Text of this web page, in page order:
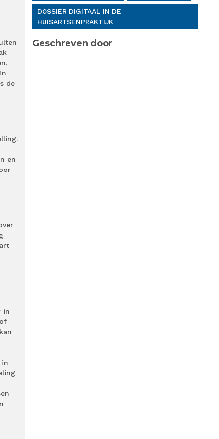
de
en
in
in
DOSSIER DIGITAAL IN DE
HUISARTSENPRAKTIJK
Geschreven door